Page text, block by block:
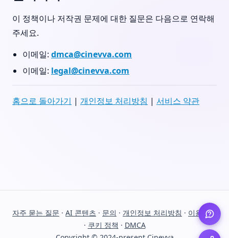
이 정책이나 저작권 문제에 대한 질문은 다음으로 연락해
주세요.
이메일: dmca@cinevva.com
이메일: legal@cinevva.com
홈으로 돌아가기 | 개인정보 처리방침 | 서비스 약관
자주 묻는 질문 · AI 콘텐츠 · 문의 · 개인정보 처리방침 · 이용약관
· 쿠키 정책 · DMCA